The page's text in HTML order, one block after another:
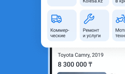
Объем двигателя, л